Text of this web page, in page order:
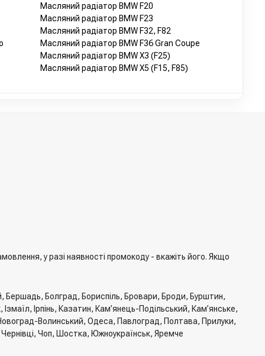
Масляний радіатор BMW F20
Масляний радіатор BMW F23
Масляний радіатор BMW F32, F82
Масляний радіатор BMW F36 Gran Coupe
Масляний радіатор BMW X3 (F25)
Масляний радіатор BMW X5 (F15, F85)
у разі наявності промокоду - вкажіть його. Якщо
Бершадь, Болград, Бориспіль, Бровари, Броди, Бурштин,
Ірпінь, Казатин, Кам’янець-Подільський, Кам’янське,
Волинський, Одеса, Павлоград, Полтава, Прилуки,
Чоп, Шостка, Южноукраїнськ, Яремче